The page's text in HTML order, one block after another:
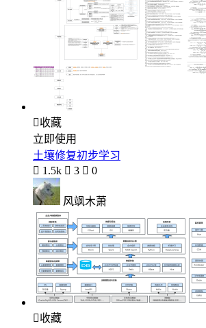
收藏
立即使用
土壤修复初步学习
 1.5k  3  0
风飒木萧
收藏